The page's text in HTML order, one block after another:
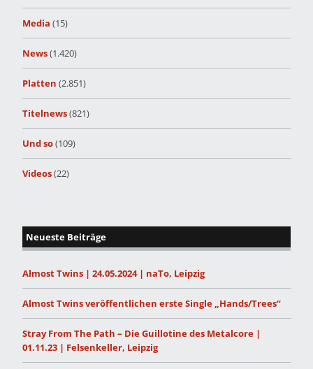
Media (15)
News(1.420)
Platten (2.851)
Titelnews(821)
Und so(109)
Videos(22)
Neueste Beiträge
Almost Twins | 24.05.2024 | naTo, Leipzig
Almost Twins veröffentlichen erste Single „Hands/Trees“
Stray From The Path – Die Guillotine des Metalcore |
01.11.23 | Felsenkeller, Leipzig